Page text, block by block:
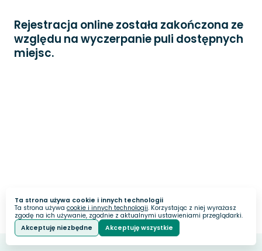
Ta strona używa cookie i innych technologii
Ta strona używa cookie i innych technologii. Korzystając z niej wyrażasz
zgodę na ich używanie, zgodnie z aktualnymi ustawieniami przeglądarki.
Akceptuję niezbędne
Akceptuję wszystkie
Rejestracja online została zakończona ze
względu na wyczerpanie puli dostępnych
miejsc.